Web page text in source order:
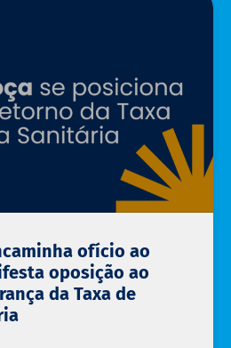
ofício ao
oposição ao
da Taxa de